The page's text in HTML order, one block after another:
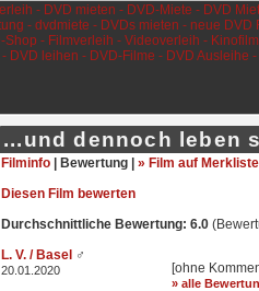
...und dennoch leben
Filminfo Bewertung | » Film auf Merkliste
Diesen Film bewerten
Durchschnittliche Bewertung: 6.0
L. V. / Basel ♂
20.01.2020 [ohne
» alle